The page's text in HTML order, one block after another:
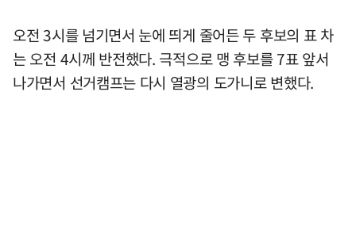
오전 3시를 넘기면서 눈에 띄게 줄어든 두 후보의 표 차
는 오전 4시께 반전했다. 극적으로 맹 후보를 7표 앞서
나가면서 선거캠프는 다시 열광의 도가니로 변했다.